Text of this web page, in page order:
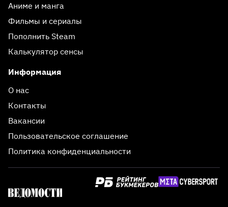
Аниме и манга
Фильмы и сериалы
Пополнить Steam
Калькулятор сенсы
Информация
О нас
Контакты
Вакансии
Пользовательское соглашение
Политика конфиденциальности